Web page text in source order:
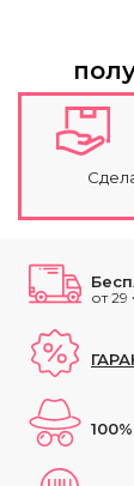
от 29